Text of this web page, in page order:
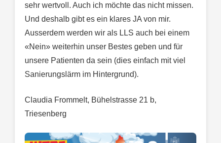
sehr wertvoll. Auch ich möchte das nicht missen.
Und deshalb gibt es ein klares JA von mir.
Ausserdem werden wir als LLS auch bei einem
«Nein» weiterhin unser Bestes geben und für
unsere Patienten da sein (dies einfach mit viel
Sanierungslärm im Hintergrund).
Claudia Frommelt, Bühelstrasse 21 b,
Triesenberg